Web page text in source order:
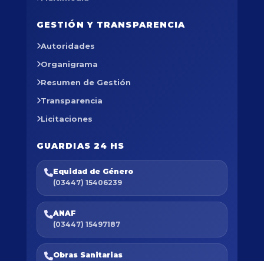
GESTIÓN Y TRANSPARENCIA
Autoridades
Organigrama
Resumen de Gestión
Transparencia
Licitaciones
GUARDIAS 24 HS
Equidad de Género
(03447) 15406239
ANAF
(03447) 15497187
Obras Sanitarias